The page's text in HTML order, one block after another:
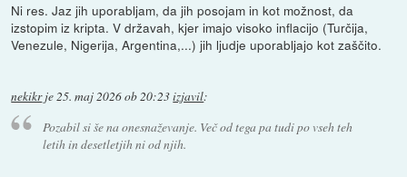
Ni res. Jaz jih uporabljam, da jih posojam in kot možnost, da
izstopim iz kripta. V državah, kjer imajo visoko inflacijo (Turčija,
Venezule, Nigerija, Argentina,...) jih ljudje uporabljajo kot zaščito.
nekikrje25. maj 2026 ob 20:23izjavil:
Pozabil si še na onesnaževanje. Več od tega pa tudi po vseh teh
letih in desetletjih ni od njih.